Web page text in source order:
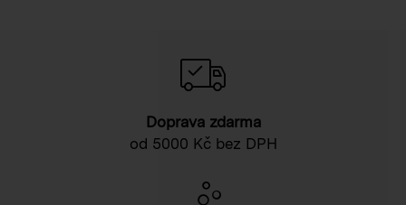
Doprava zdarma
od 5000 Kč bez DPH